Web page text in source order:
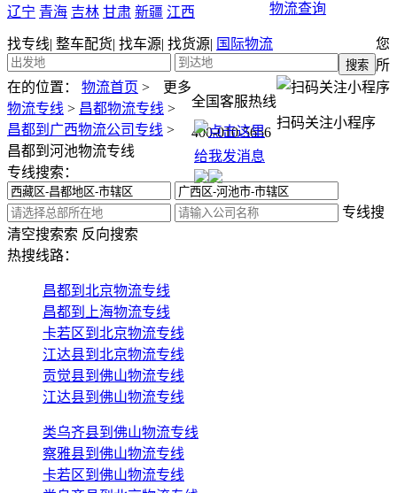
物流查询
找专线| 整车配货| 找车源| 找货源| 国际物流
全国客服热线
400-010-5656
扫码关注小程序
辽宁 青海 吉林 甘肃 新疆 江西
更多
您
所
在的位置：
物流首页 >
物流专线 > 昌都物流专线 >
昌都到广西物流公司专线 >
昌都到河池物流专线
专线搜索：
专线搜
索 反向搜索
清空搜索
热搜线路：
昌都到北京物流专线
昌都到上海物流专线
卡若区到北京物流专线
江达县到北京物流专线
贡觉县到佛山物流专线
江达县到佛山物流专线
类乌齐县到佛山物流专线
察雅县到佛山物流专线
卡若区到佛山物流专线